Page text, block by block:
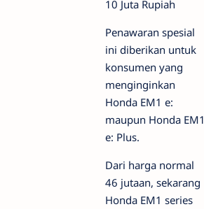
10 Juta Rupiah
Penawaran spesial
ini diberikan untuk
konsumen yang
menginginkan
Honda EM1 e:
maupun Honda EM1
e: Plus.
Dari harga normal
46 jutaan, sekarang
Honda EM1 series